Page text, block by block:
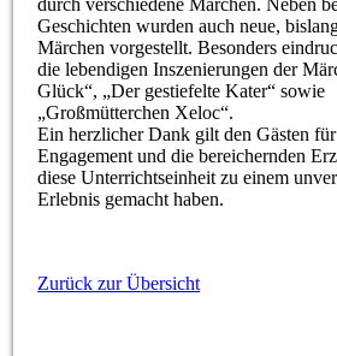
durch verschiedene Märchen. Neben
Geschichten wurden auch neue,
Märchen vorgestellt. Besonders
die lebendigen Inszenierungen der
Glück“, „Der gestiefelte Kater“ sowie
„Großmütterchen Xeloc“.
Ein herzlicher Dank gilt den Gästen
Engagement und die bereichernden
diese Unterrichtseinheit zu einem
Erlebnis gemacht haben.
Zurück zur Übersicht